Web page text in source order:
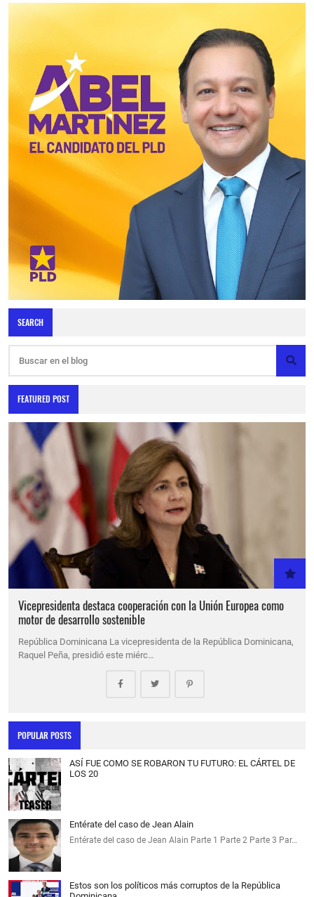
SEARCH
FEATURED POST
Vicepresidenta destaca cooperación con la Unión Europea como
motor de desarrollo sostenible
República Dominicana La vicepresidenta de la República Dominicana,
Raquel Peña, presidió este miérc…
POPULAR POSTS
ASÍ FUE COMO SE ROBARON TU FUTURO: EL CÁRTEL DE
LOS 20
Entérate del caso de Jean Alain
Entérate del caso de Jean Alain Parte 1 Parte 2 Parte 3 Par…
Estos son los políticos más corruptos de la República